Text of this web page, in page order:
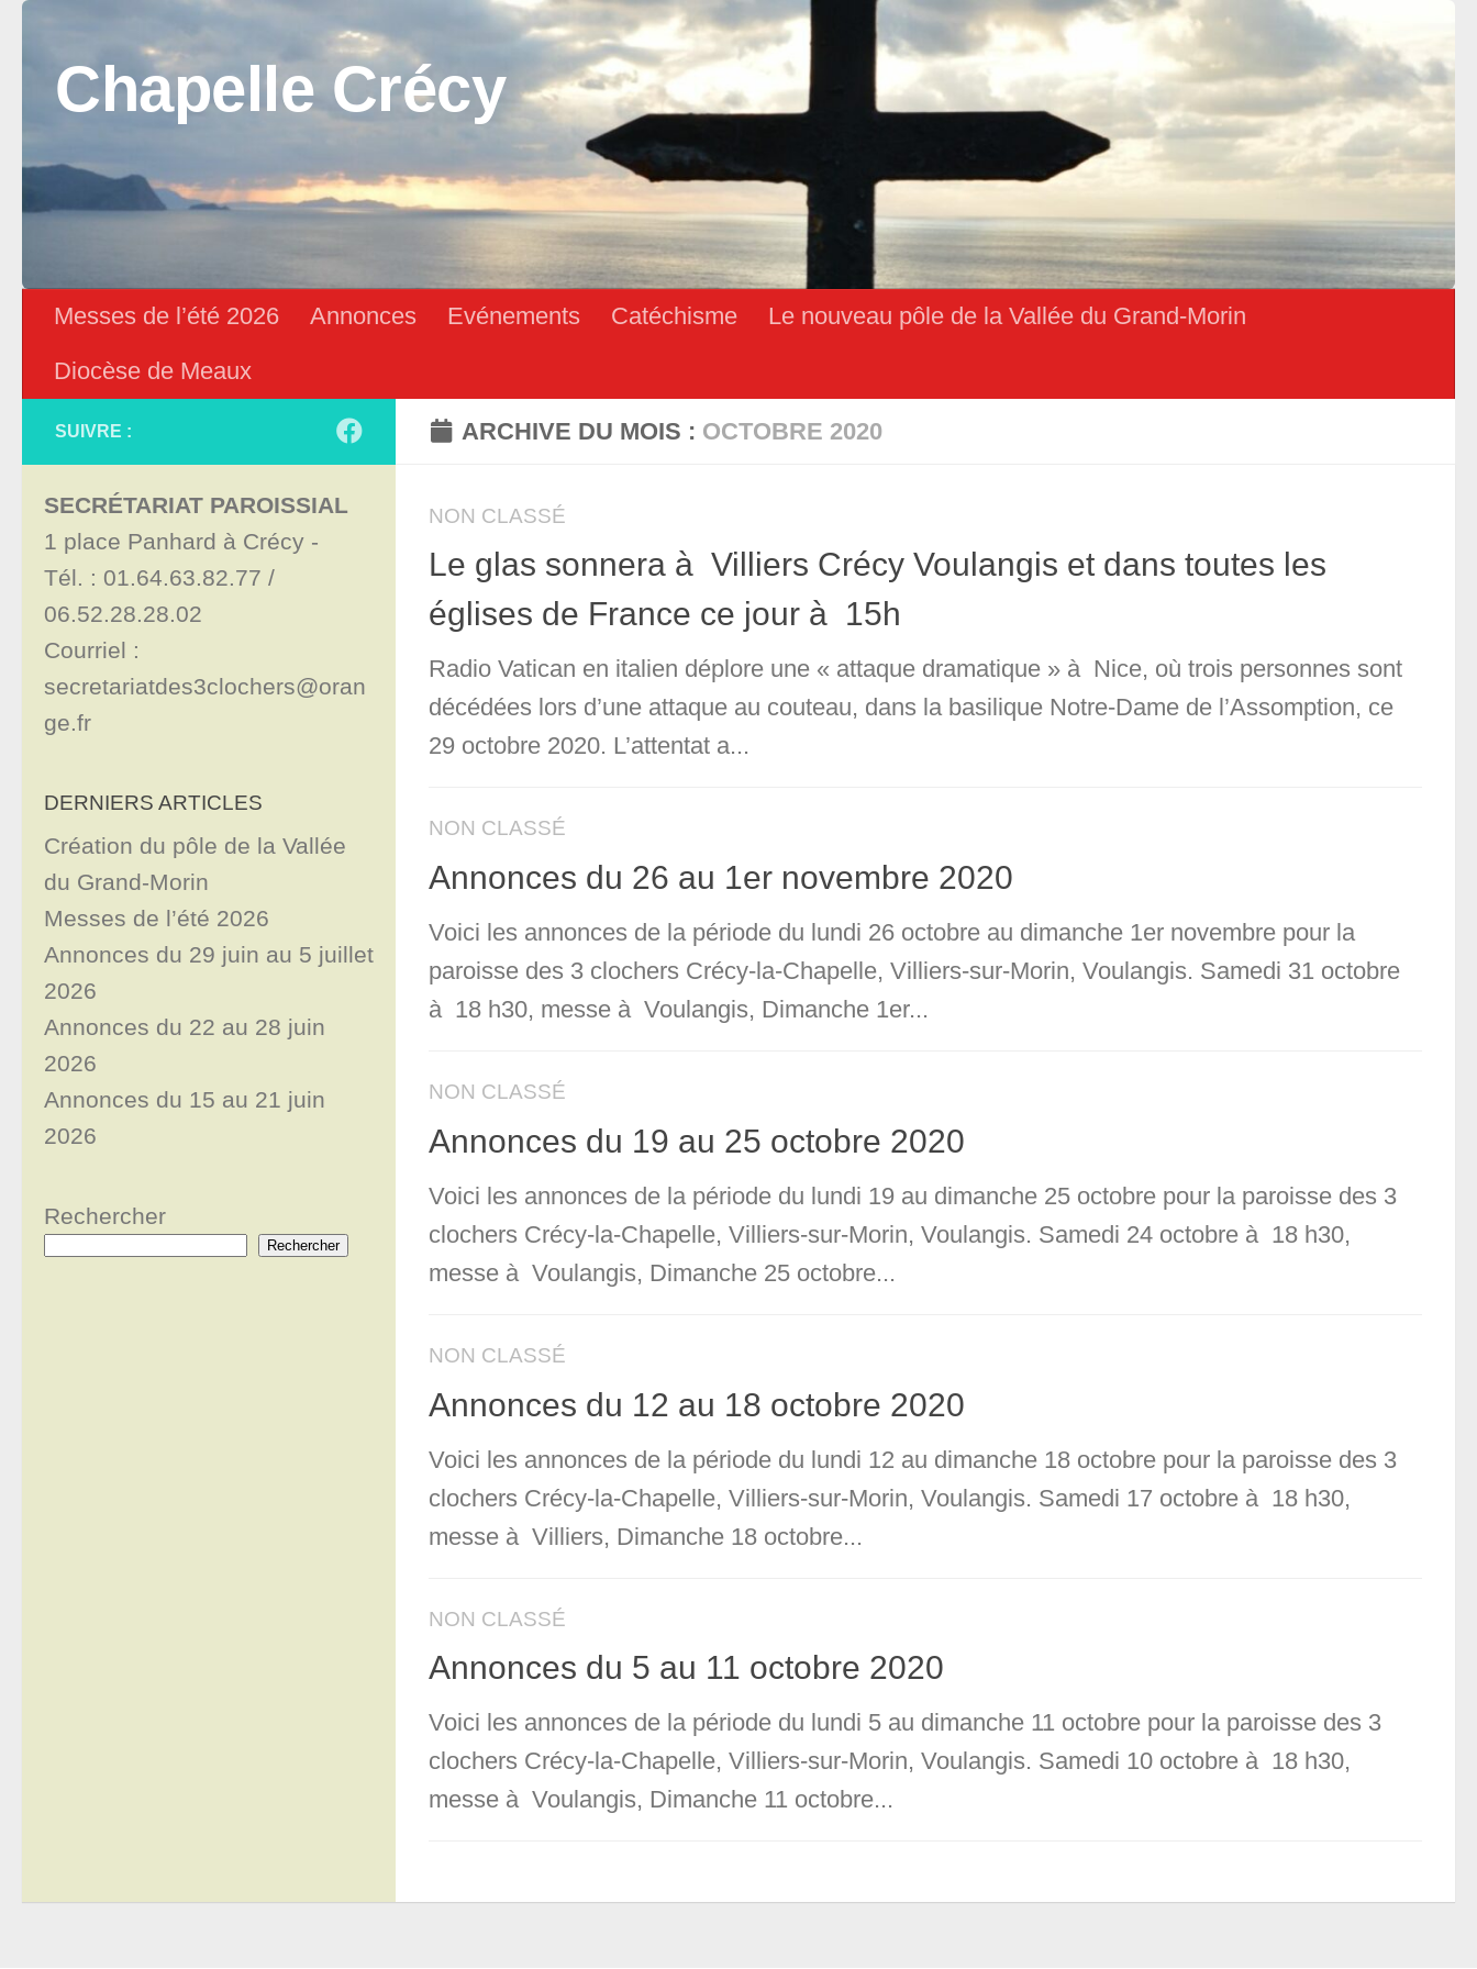
Skip to content
Chapelle Crécy
Messes de l’été 2026 Annonces Evénements Catéchisme
Le nouveau pôle de la Vallée du Grand-Morin
Diocèse de Meaux
ARCHIVE DU MOIS : OCTOBRE 2020
NON CLASSÉ
Le glas sonnera à Villiers Crécy Voulangis et dans toutes les
églises de France ce jour à 15h
Radio Vatican en italien déplore une « attaque dramatique » à Nice, où trois personnes sont
décédées lors d’une attaque au couteau, dans la basilique Notre-Dame de l’Assomption, ce
29 octobre 2020. L’attentat a...
NON CLASSÉ
Annonces du 26 au 1er novembre 2020
Voici les annonces de la période du lundi 26 octobre au dimanche 1er novembre pour la
paroisse des 3 clochers Crécy-la-Chapelle, Villiers-sur-Morin, Voulangis. Samedi 31 octobre
à 18 h30, messe à Voulangis, Dimanche 1er...
NON CLASSÉ
Annonces du 19 au 25 octobre 2020
Voici les annonces de la période du lundi 19 au dimanche 25 octobre pour la paroisse des 3
clochers Crécy-la-Chapelle, Villiers-sur-Morin, Voulangis. Samedi 24 octobre à 18 h30,
messe à Voulangis, Dimanche 25 octobre...
NON CLASSÉ
Annonces du 12 au 18 octobre 2020
Voici les annonces de la période du lundi 12 au dimanche 18 octobre pour la paroisse des 3
clochers Crécy-la-Chapelle, Villiers-sur-Morin, Voulangis. Samedi 17 octobre à 18 h30,
messe à Villiers, Dimanche 18 octobre...
NON CLASSÉ
Annonces du 5 au 11 octobre 2020
Voici les annonces de la période du lundi 5 au dimanche 11 octobre pour la paroisse des 3
clochers Crécy-la-Chapelle, Villiers-sur-Morin, Voulangis. Samedi 10 octobre à 18 h30,
messe à Voulangis, Dimanche 11 octobre...
SUIVRE :
SECRÉTARIAT PAROISSIAL
1 place Panhard à Crécy -
Tél. : 01.64.63.82.77 /
06.52.28.28.02
Courriel :
secretariatdes3clochers@oran
ge.fr
DERNIERS ARTICLES
Création du pôle de la Vallée
du Grand-Morin
Messes de l’été 2026
Annonces du 29 juin au 5 juillet
2026
Annonces du 22 au 28 juin
2026
Annonces du 15 au 21 juin
2026
Rechercher
Rechercher